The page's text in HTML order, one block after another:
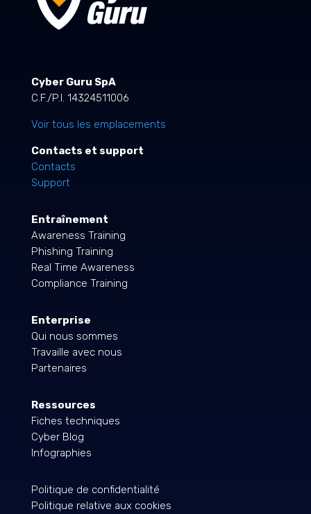
Cyber Guru SpA
C.F./P.I. 14324511006
Voir tous les emplacements
Contacts et support
Contacts
Support
Entraînement
Awareness Training
Phishing Training
Real Time Awareness
Compliance Training
Enterprise
Qui nous sommes
Travaille avec nous
Partenaires
Ressources
Fiches techniques
Cyber Blog
Infographies
Politique de confidentialité
Politique relative aux cookies